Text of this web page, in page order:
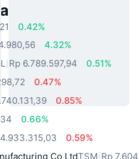
Populer
0.42%
4.32%
Rp 6.789.597,94
0.51%
0.47%
0.85%
0.66%
0.59%
Co LtdTSM Rp